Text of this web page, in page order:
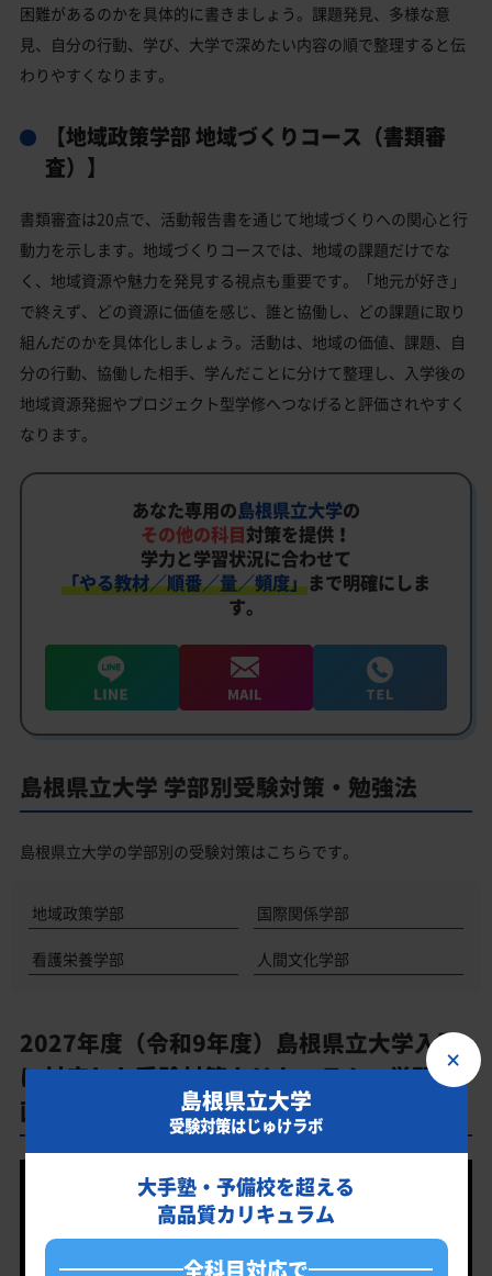
困難があるのかを具体的に書きましょう。課題発見、多様な意
見、自分の行動、学び、大学で深めたい内容の順で整理すると伝
わりやすくなります。
【地域政策学部 地域づくりコース（書類審
査）】
書類審査は20点で、活動報告書を通じて地域づくりへの関心と行
動力を示します。地域づくりコースでは、地域の課題だけでな
く、地域資源や魅力を発見する視点も重要です。「地元が好き」
で終えず、どの資源に価値を感じ、誰と協働し、どの課題に取り
組んだのかを具体化しましょう。活動は、地域の価値、課題、自
分の行動、協働した相手、学んだことに分けて整理し、入学後の
地域資源発掘やプロジェクト型学修へつなげると評価されやすく
なります。
あなた専用の島根県立大学の
その他の科目対策を提供！
学力と学習状況に合わせて
「やる教材／順番／量／頻度」まで明確にしま
す。
島根県立大学 学部別受験対策・勉強法
島根県立大学の学部別の受験対策はこちらです。
地域政策学部 国際関係学部
看護栄養学部 人間文化学部
2027年度（令和9年度）島根県立大学入試
に対応した受験対策カリキュラム・学習計
画を提供します
×
島根県立大学
受験対策はじゅけラボ
大手塾・予備校を超える
高品質カリキュラム
全科目対応で